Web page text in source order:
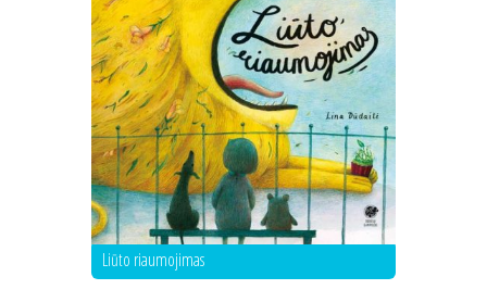
Liūto riaumojimas